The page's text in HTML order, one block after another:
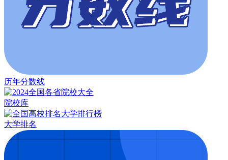
历年分数线
院校库
大学排名